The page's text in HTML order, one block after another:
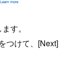
す。
つけて、[Next]